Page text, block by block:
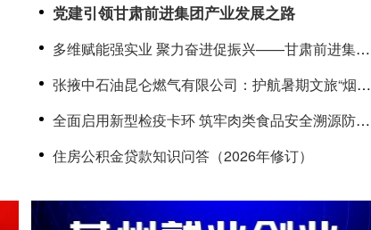
党建引领甘肃前进集团产业发展之路
多维赋能强实业 聚力奋进促振兴——甘肃前进集团
高质量发展综述
张掖中石油昆仑燃气有限公司：护航暑期文旅“烟火
气” 上门“体检”守牢用气安全线
全面启用新型检疫卡环 筑牢肉类食品安全溯源防线
——甘肃黑河绿源肉业生猪产品实现全程数字化溯
住房公积金贷款知识问答（2026年修订）